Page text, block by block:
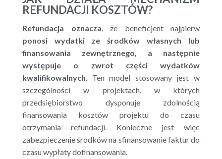
REFUNDACJI KOSZTÓW?
Refundacja oznacza, że beneficjent najpierw
ponosi wydatki ze środków własnych lub
finansowania zewnętrznego, a następnie
występuje o zwrot części wydatków
kwalifikowalnych. Ten model stosowany jest w
szczególności w projektach, w których
przedsiębiorstwo dysponuje zdolnością
finansowania kosztów projektu do czasu
otrzymania refundacji. Konieczne jest więc
zabezpieczenie środków na sfinansowanie faktur do
czasu wypłaty dofinansowania.